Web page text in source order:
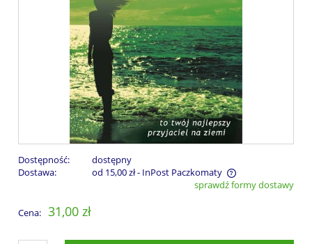
Dostępność:
dostępny
Dostawa:
od 15,00 zł- InPost Paczkomaty
Cena nie zawiera ewentualnych kosztów płatnościsprawdź formy dostawy
Cena: 31,00 zł